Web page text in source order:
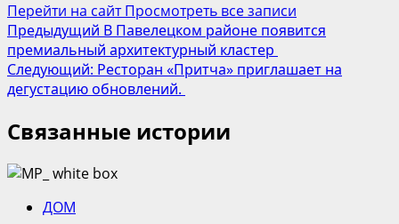
Перейти на сайтПросмотреть все записи
Навигация
записи
Предыдущий В Павелецком районе появится
премиальный архитектурный кластер
Следующий: Ресторан «Притча» приглашает на
дегустацию обновлений.
Связанные истории
ДОМ